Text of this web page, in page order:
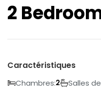
2
Caractéristiques
Chambres:2 Salles